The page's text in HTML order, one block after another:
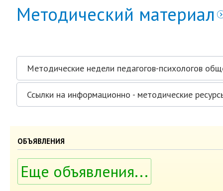
Методический материал
Методические недели педагогов-психологов
Ссылки на информационно - методические
ОБЪЯВЛЕНИЯ
Еще объявления...